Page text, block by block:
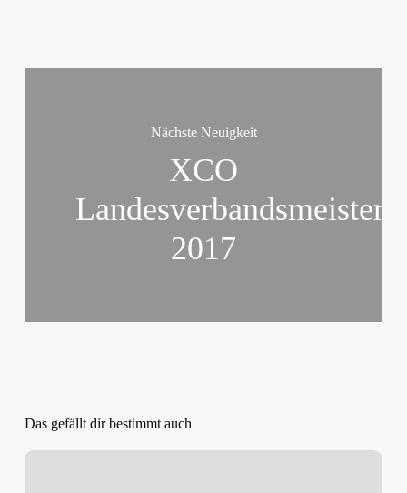
Nächste Neuigkeit
XCO
2017
Das gefällt dir bestimmt auch
Eschede